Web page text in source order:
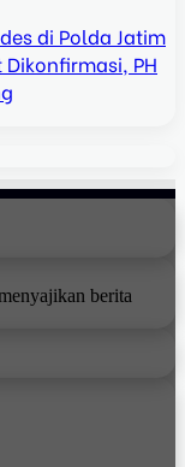
di Polda Jatim
PH
berita